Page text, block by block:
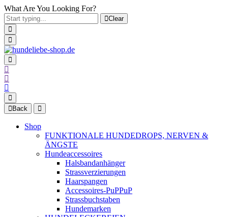
What Are You Looking For?
Clear
Back
Shop
FUNKTIONALE HUNDEDROPS, NERVEN &
ÄNGSTE
Hundeaccessoires
Halsbandanhänger
Strassverzierungen
Haarspangen
Accessoires-PuPPuP
Strassbuchstaben
Hundemarken